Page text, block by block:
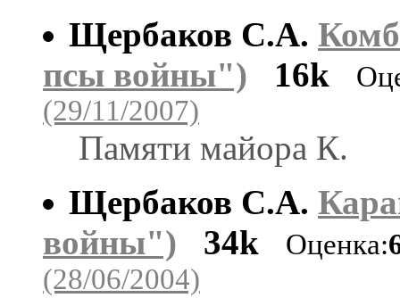
Щербаков С.А.
псы войны")
16k
(29/11/2007)
Памяти майора К.
Щербаков С.А.
войны")
34k Оценка:
(28/06/2004)